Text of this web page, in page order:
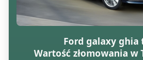
Ford galaxy ghia
Wartość złomowania w